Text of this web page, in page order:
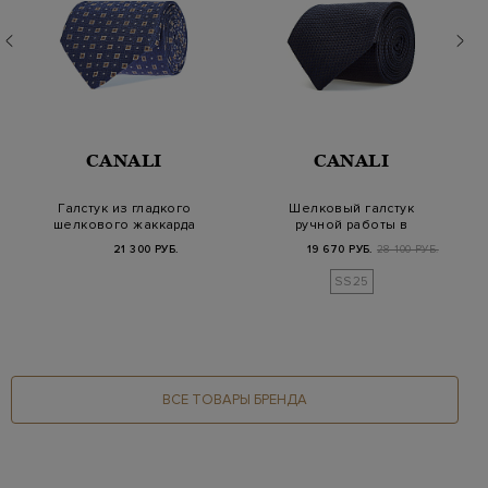
CANALI
Галстук из гладкого
шелкового жаккарда
с вышитым узоро…
21 300 РУБ.
CANALI
Шелковый галстук
ручной работы в
темно-синей гамме
19 670 РУБ. 28 100 РУБ.
SS25
ВСЕ ТОВАРЫ БРЕНДА